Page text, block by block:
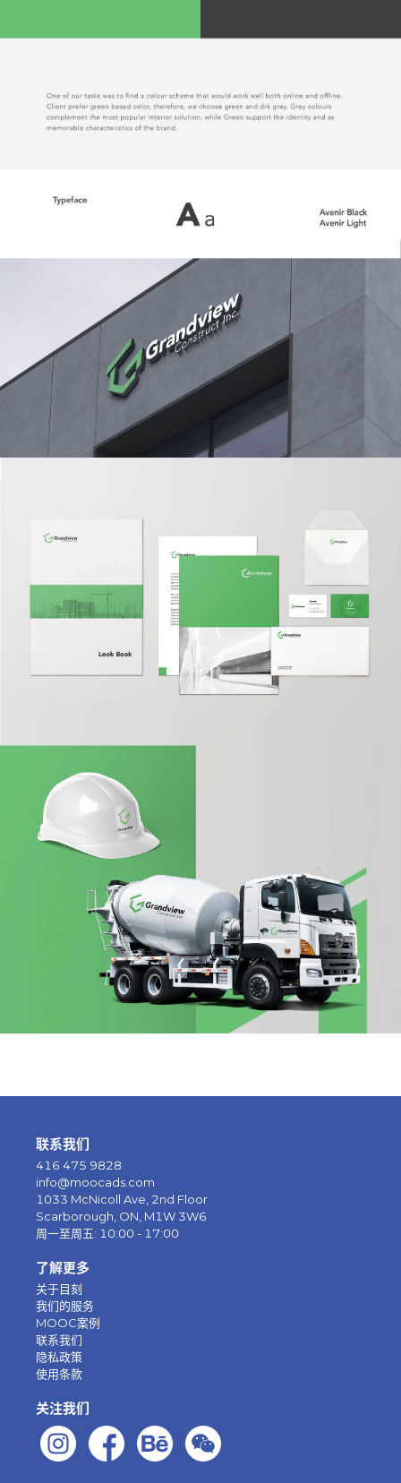
联系我们
416 475 9828
info@moocads.com
1033 McNicoll Ave, 2nd Floor
Scarborough, ON, M1W 3W6
周一至周五: 10:00 - 17:00
了解更多
关于目刻
我们的服务
MOOC案例
联系我们
隐私政策
使用条款
关注我们